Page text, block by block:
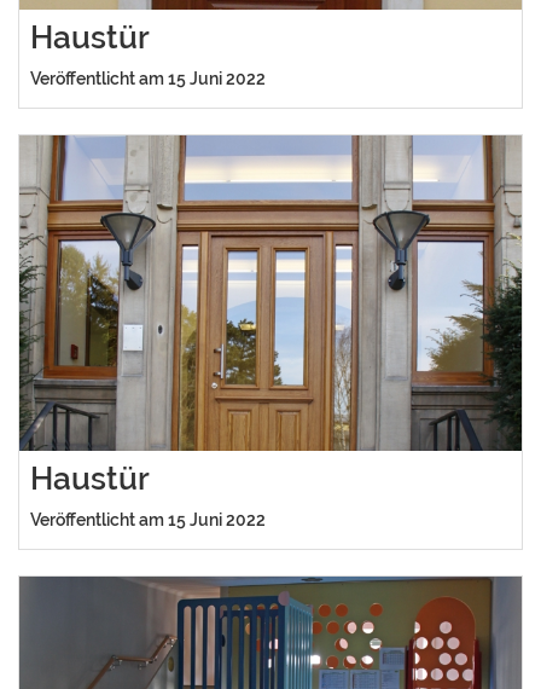
Haustür
Veröffentlicht am 15 Juni 2022
Haustür
Veröffentlicht am 15 Juni 2022